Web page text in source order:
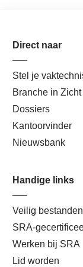
Direct naar
Stel je
Branche in Zicht
Dossiers
Kantoorvinder
Nieuwsbank
Handige links
Veilig
SRA-
Werken bij SRA
Lid worden